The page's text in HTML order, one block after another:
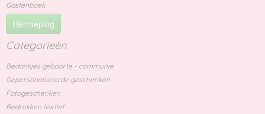
Gastenboek
Herroeping
Categorieën
Bedankjes geboorte - communie
Gepersonaliseerde geschenken
Fotogeschenken
Bedrukken textiel